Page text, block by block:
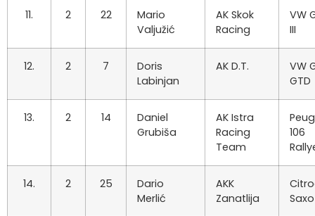
11. 2 22
Mario
Valjužić
AK Skok
Racing
VW
III
12. 2 7
Doris
Labinjan
AK D.T.
VW
GTD
13. 2 14
Daniel
Grubiša
AK Istra
Racing
Team
106
14. 2 25
Dario
Merlić
AKK
Zanatlija
Saxo